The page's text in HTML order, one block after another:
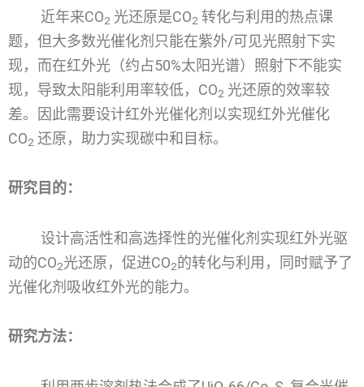
近年来CO2 光还原是CO2 转化与利用的热点课
题，但大多数光催化剂只能在紫外/可见光照射下实
现，而在红外光（约占50%太阳光谱）照射下不能实
现，导致太阳能利用率较低，CO2 光还原的效率较
差。因此需要设计红外光催化剂以实现红外光催化
CO2 还原，助力实现碳中和目标。
研究目的：
设计高活性和高选择性的光催化剂实现红外光驱
动的CO2光还原，促进CO2的转化与利用，同时赋予了
光催化剂吸收红外光的能力。
研究方法：